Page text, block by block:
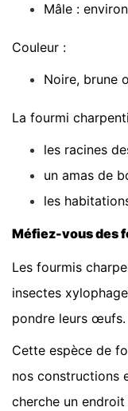
Mâle :
Couleur :
Noire, brune
La fourmi
les racines
un amas de
les
Méfiez-vous des
Les fourmis
insectes
pondre leurs œufs.
Cette espèce de
nos constructions
cherche un